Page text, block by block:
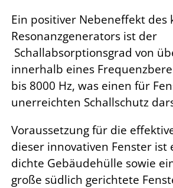
Ein positiver Nebeneffekt des
Resonanzgenerators ist der
Schallabsorptionsgrad von
innerhalb eines
bis 8000 Hz, was einen für
unerreichten Schallschutz
Voraussetzung für die
dieser innovativen Fenster ist
dichte Gebäudehülle sowie
große südlich gerichtete